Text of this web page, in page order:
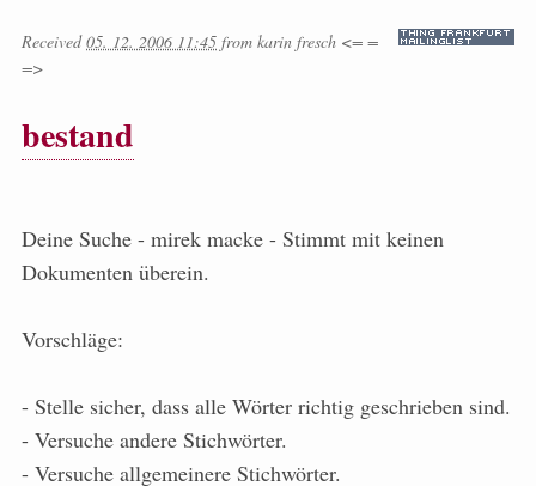
Received05. 12. 2006 11:45 from karin fresch <= =
=>
bestand
Deine Suche - mirek macke - Stimmt mit keinen
Dokumenten überein.
Vorschläge:
- Stelle sicher, dass alle Wörter richtig geschrieben sind.
- Versuche andere Stichwörter.
- Versuche allgemeinere Stichwörter.